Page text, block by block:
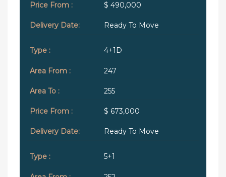
$ 490,000
Ready To Move
4+1D
247
255
$ 673,000
Ready To Move
5+1